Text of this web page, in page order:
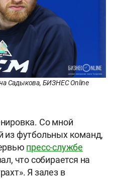
Садыкова, БИЗНЕС Online
Со мной
из футбольных команд,
пресс-службе
что собирается на
Я залез в